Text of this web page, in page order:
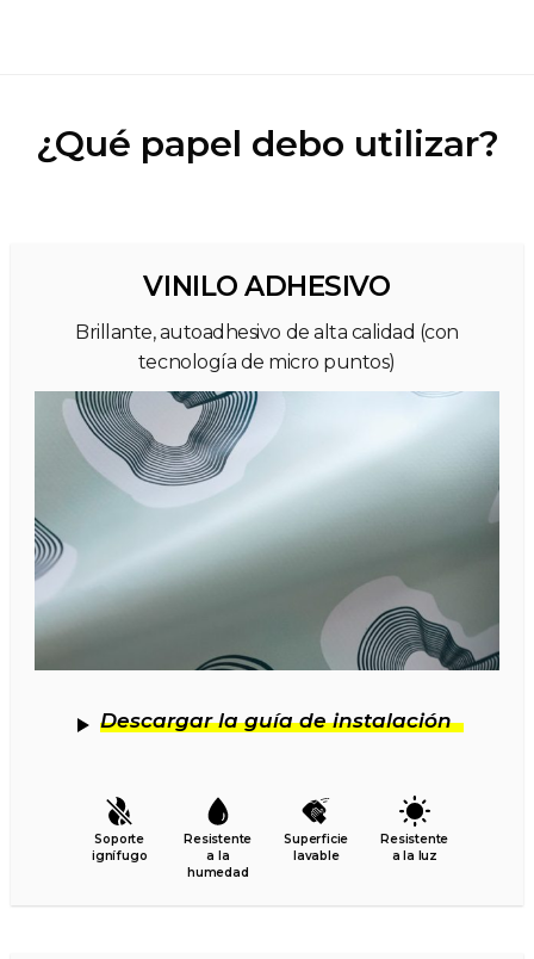
¿Qué papel debo utilizar?
VINILO ADHESIVO
Brillante, autoadhesivo de alta calidad (con
tecnología de micro puntos)
Descargar la guía de instalación
Soporte
ignífugo
Resistente
a la
humedad
Superficie
lavable
Resistente
a la luz